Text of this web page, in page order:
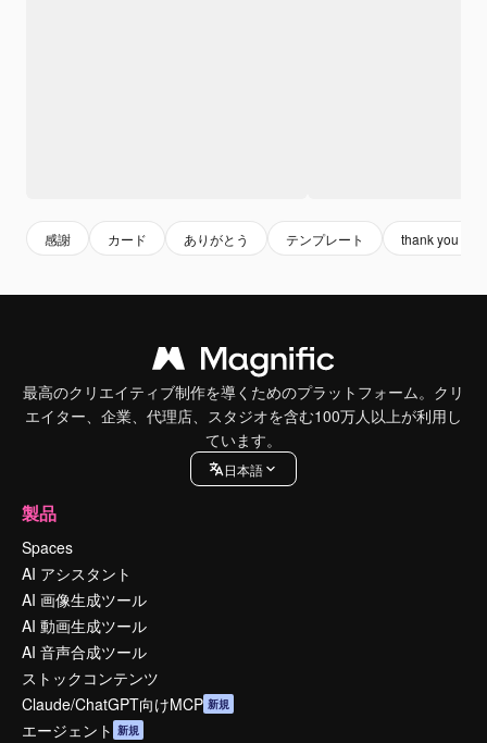
感謝 カード ありがとう テンプレート thank you
最高のクリエイティブ制作を導くためのプラットフォーム。クリ
エイター、企業、代理店、スタジオを含む100万人以上が利用し
ています。
日本語
製品
Spaces
AI アシスタント
AI 画像生成ツール
AI 動画生成ツール
AI 音声合成ツール
ストックコンテンツ
Claude/ChatGPT向けMCP 新規
エージェント 新規